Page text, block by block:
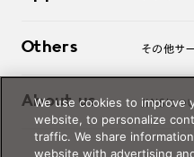
お問い合わせ
Others その他サ
レンズ交換
オンラインギフト
価格案内
About us JINSにつ
Magnify Life
We use cookies to improve
website, to personalize
traffic. We share
website with advertising